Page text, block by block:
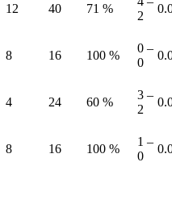
12 40 71 %
2
8 16 100 %
0 –
0
4 24 60 %
3 –
2
8 16 100 %
1 –
0